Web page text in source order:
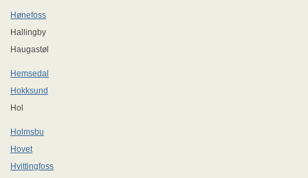
Hønefoss
Hallingby
Haugastøl
Hemsedal
Hokksund
Hol
Holmsbu
Hovet
Hvittingfoss